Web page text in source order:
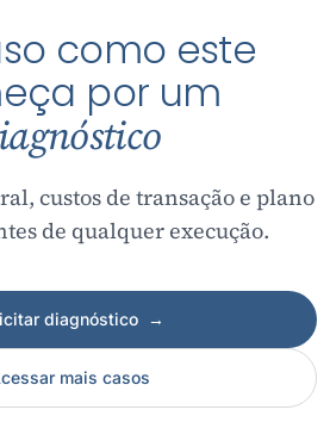
como este
por um
custos de transação e plano
de qualquer execução.
diagnóstico →
mais casos